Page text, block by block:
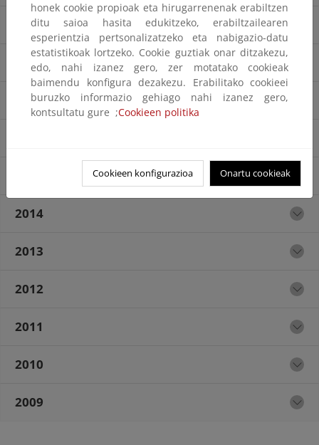
2019
2018
2017
2014
2013
2012
2011
2010
2009
honek cookie propioak eta hirugarrenenak erabiltzen
ditu saioa hasita edukitzeko, erabiltzailearen
esperientzia pertsonalizatzeko eta nabigazio-datu
estatistikoak lortzeko. Cookie guztiak onar ditzakezu,
edo, nahi izanez gero, zer motatako cookieak
baimendu konfigura dezakezu. Erabilitako cookieei
buruzko informazio gehiago nahi izanez gero,
kontsultatu gure ;Cookieen politika
Cookieen konfigurazioa Onartu cookieak